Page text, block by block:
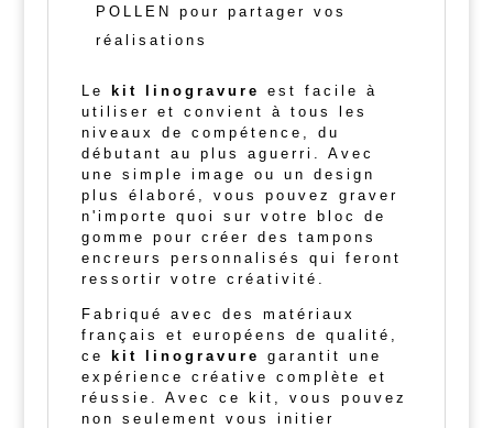
POLLEN pour partager vos
réalisations
Le kit linogravure
est facile à
utiliser et convient à tous les
niveaux de compétence, du
débutant au plus aguerri. Avec
une simple image ou un design
plus élaboré, vous pouvez graver
n'importe quoi sur votre bloc de
gomme pour créer des tampons
encreurs personnalisés qui feront
ressortir votre créativité.
Fabriqué avec des matériaux
français et européens de qualité,
ce
kit linogravure
garantit une
expérience créative complète et
réussie. Avec ce kit, vous pouvez
non seulement vous initier